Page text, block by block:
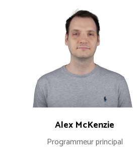
Alex McKenzie
Programmeur principal